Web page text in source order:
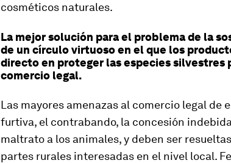
cosméticos naturales.
La mejor solución para el problema de la
de un círculo virtuoso en el que los
directo en proteger las especies silvestres
comercio legal.
Las mayores amenazas al comercio legal de
furtiva, el contrabando, la concesión
maltrato a los animales, y deben ser
partes rurales interesadas en el nivel local.